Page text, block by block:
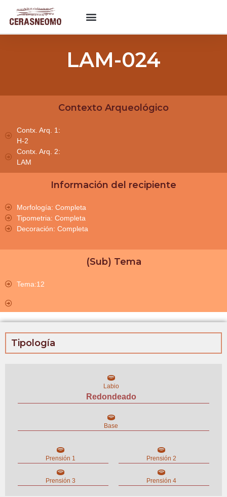
LAM-024
Contexto Arqueológico
Contx. Arq. 1:
H-2
Contx. Arq. 2:
LAM
Información del recipiente
Morfología: Completa
Tipometria: Completa
Decoración: Completa
(Sub) Tema
Tema:12
Tipología
Labio
Redondeado
Base
Prensión 1 Prensión 2
Prensión 3 Prensión 4